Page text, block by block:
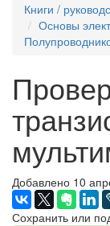
Книги /
Основы
Добавлено 10
Сохранить или